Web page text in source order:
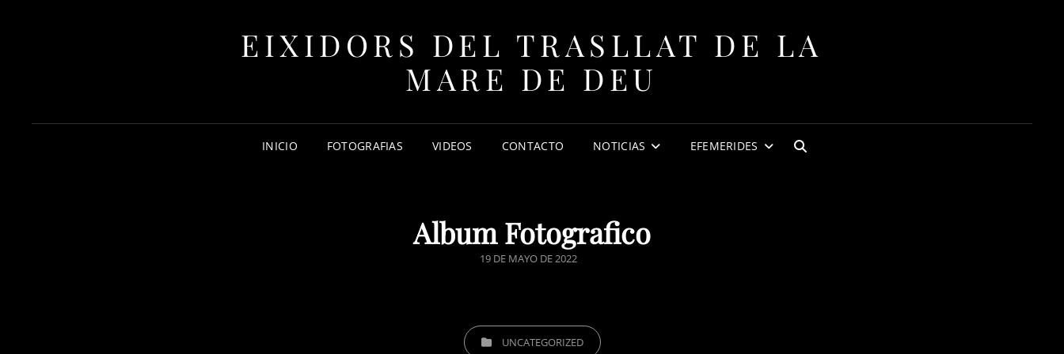
EIXIDORS DEL TRASLLAT DE LA
MARE DE DEU
INICIO FOTOGRAFIAS VIDEOS CONTACTO NOTICIAS EFEMERIDES
BUSCAR
Album Fotografico
PUBLICADO
19 DE MAYO DE 2022
CATEGORÍASUNCATEGORIZED